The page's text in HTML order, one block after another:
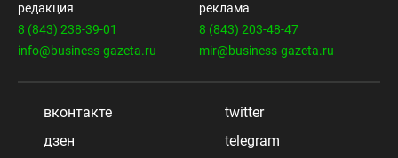
редакция
8 (843) 238-39-01
info@business-gazeta.ru
реклама
8 (843) 203-48-47
mir@business-gazeta.ru
вконтакте
twitter
дзен
telegram